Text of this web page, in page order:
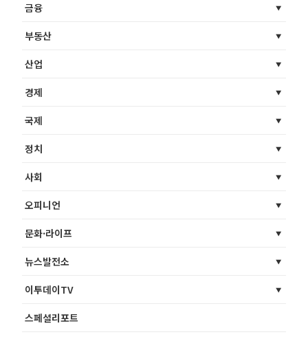
금융
부동산
산업
경제
국제
정치
사회
오피니언
문화·라이프
뉴스발전소
이투데이TV
스페셜리포트